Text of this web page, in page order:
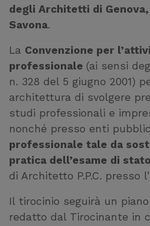
degli Architetti di
Savona.
La Convenzione per
professionale (ai sensi
n. 328 del 5 giugno 2001)
architettura di svolgere
studi professionali e
nonché presso enti
professionale tale da
pratica dell’esame di stato
di Architetto P.P.C. presso
Il tirocinio seguirà un
redatto dal Tirocinante in